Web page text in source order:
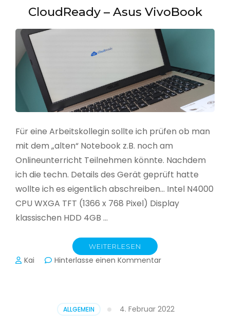
CloudReady – Asus VivoBook
Für eine Arbeitskollegin sollte ich prüfen ob man
mit dem „alten“ Notebook z.B. noch am
Onlineunterricht Teilnehmen könnte. Nachdem
ich die techn. Details des Gerät geprüft hatte
wollte ich es eigentlich abschreiben… Intel N4000
CPU WXGA TFT (1366 x 768 Pixel) Display
klassischen HDD 4GB …
WEITERLESEN
Kai Hinterlasse einen Kommentarzu
ALLGEMEIN 4. Februar 2022